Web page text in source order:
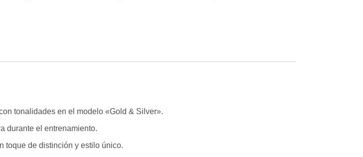
tonalidades en el modelo «Gold & Silver».
durante el entrenamiento.
toque de distinción y estilo único.